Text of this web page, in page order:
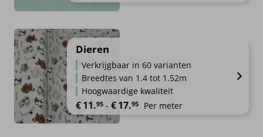
Dieren
Verkrijgbaar in 60 varianten
Breedtes van 1.4 tot 1.52m
Hoogwaardige kwaliteit
€11.95 - €17.95 Prijsklasse: €11.95 tot €17.95
Per meter